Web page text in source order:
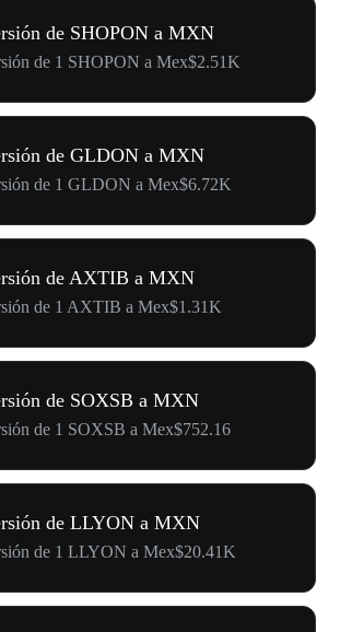
de SHOPON a MXN
de 1 SHOPON a Mex$2.51K
de GLDON a MXN
de 1 GLDON a Mex$6.72K
de AXTIB a MXN
de 1 AXTIB a Mex$1.31K
de SOXSB a MXN
de 1 SOXSB a Mex$752.16
de LLYON a MXN
de 1 LLYON a Mex$20.41K